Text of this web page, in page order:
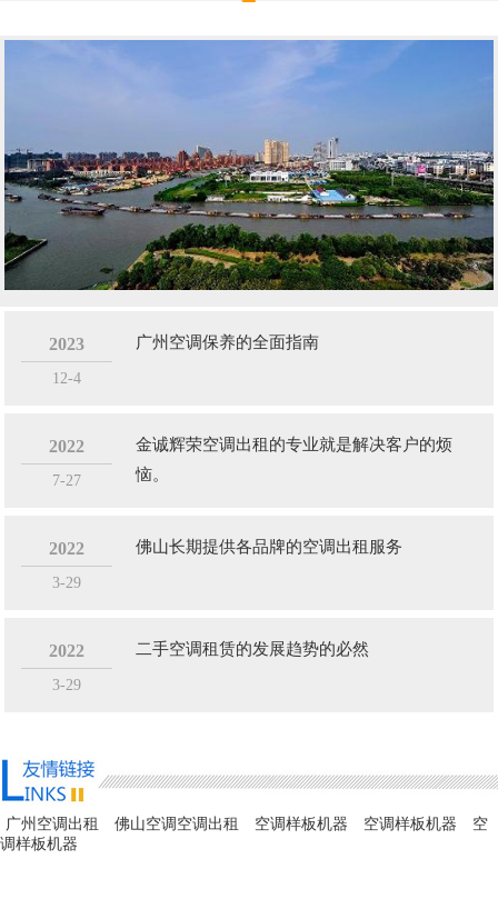
1、服务周到，响应迅速。2、适用于各种场地。3、可根据不同场
2023
12-4
广州空调保养的全面指南
2022
7-27
金诚辉荣空调出租的专业就是解决客户的烦
恼。
2022
3-29
佛山长期提供各品牌的空调出租服务
2022
3-29
二手空调租赁的发展趋势的必然
广州空调出租 佛山空调空调出租 空调样板机器 空调样板机器
空
调样板机器